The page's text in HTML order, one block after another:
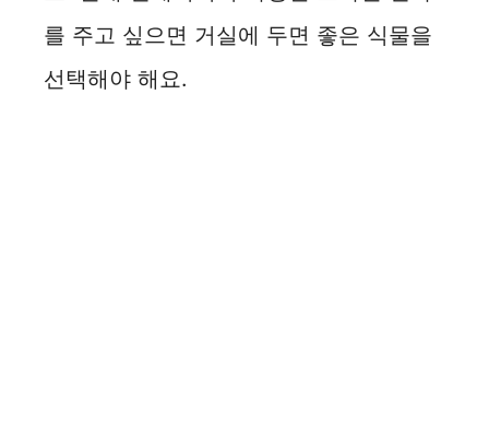
를 주고 싶으면 거실에 두면 좋은 식물을
선택해야 해요.